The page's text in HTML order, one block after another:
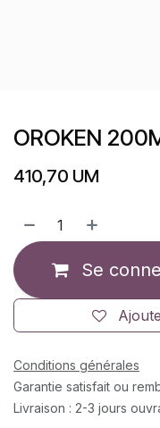
OROKEN
410,70 UM
Se
Conditions générales
Garantie satisfait ou
Livraison : 2-3 jours